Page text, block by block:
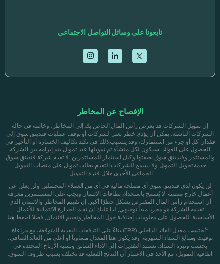
تابعونا على وسائل التواصل الاجتماعي
الإفصاح عن المخاطر
إن تمويل الشركات قد يعرض رأس المال الخاص بك إلى المخاطر، وخاصة في حالة
الشركات الناشئة. يمكن أن يؤدي خطر تعثر الشركات أو توقف عمليات فندينق سوق إلى
فقدان كل أو جزء من استثمارك، وقد يتسبب ذلك في تكبد تكاليف الخسارة أو التأخير في
الحصول على العوائد. سيكون لكل منشأة تم تمويلها عقد تمويل يتم إبرامه بين الشركة
والمستثمر وفندينق سوق بصفتها وكيل استثمار للمستثمرين. لا تقدم شركة فندينق سوق
خدمة تحويل التمويل ولا يسمح للشركات التقدم بطلب تمويل على منصات التمويل
الجماعي الأخرى خلال فترة التمويل.
لن يكون لدى فندينق سوق أي مصلحة مالية في أي من العملاء المحتملين ولن يعلن عن
أعمال خارج منصته. لا يُسمح باستخدام بطاقات الائتمان ويجب على المستثمرين معرفة
أن استخدام رأس المال المقترض يشكل خطرًا أكبر. إن تقييم المخاطر والائتمان الذي
تقدمه الشركة هو مجرد مبدأ توجيهي, لذا عليك ان تقيم الجدارة الائتمانية للأعمال
الأساسية. للحصول على معلومات إضافية حول المخاطر وتقييم الائتمان, فضلا اضغط هنا.
*يُحتسب معدل العائد الداخلي (IRR) بناءً على التدفقات النقدية المتوقعة، مع مراعاة
توقيت ومبالغ السداد الشهرية. وقد يكون هذا المعدل مساوياً أو أعلى من العائد الصافي،
بحسب وتيرة السداد. تستند التقديرات إلى الأداء السابق ونسبة الأرباح المحددة في
اتفاقية التمويل، مع الأخذ في الاعتبار أن النتائج الفعلية قد تختلف بسبب ظروف السوق.